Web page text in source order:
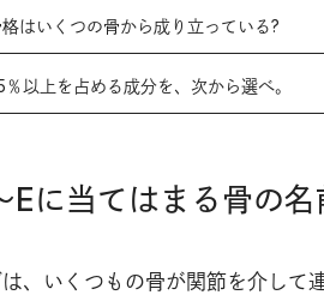
はいくつの骨から成り立っている?
以上を占める成分を、次から選べ。
Eに当てはまる骨の
、いくつもの骨が関節を介して